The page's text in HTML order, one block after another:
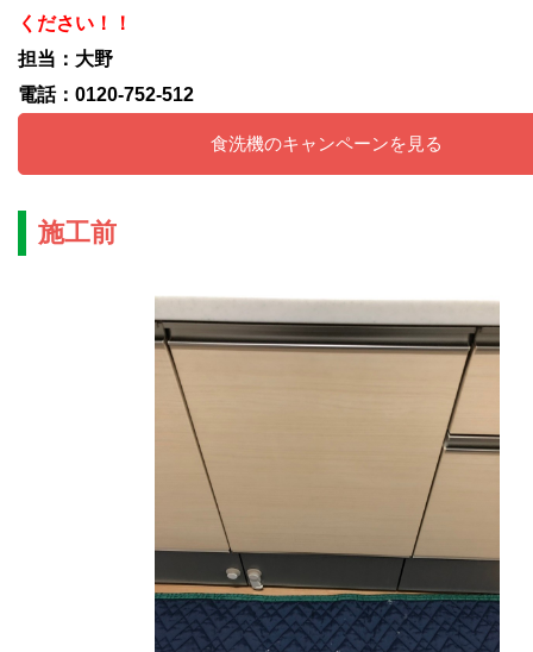
ください！！
担当：大野
電話：0120-752-512
食洗機のキャンペーンを見る
施工前